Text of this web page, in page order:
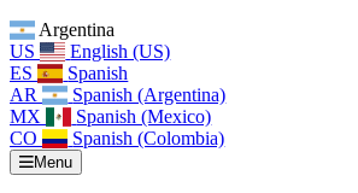
Argentina
US
English (US)
ES
Spanish
AR
Spanish (Argentina)
MX
Spanish (Mexico)
CO
Spanish (Colombia)
Menu